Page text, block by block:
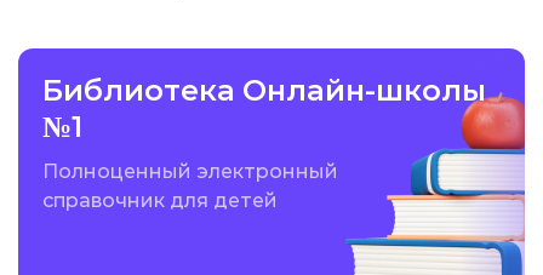
Библиотека Онлайн-школы
№1
Полноценный электронный
справочник для детей